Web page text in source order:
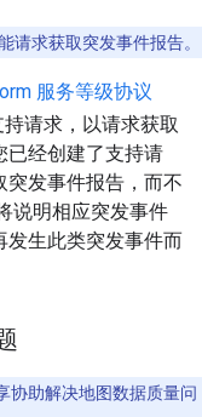
请求获取突发事件报告。
服务等级协议
请求，以请求获取
已经创建了支持请
发事件报告，而不
说明相应突发事件
发生此类突发事件而
协助解决地图数据质量问